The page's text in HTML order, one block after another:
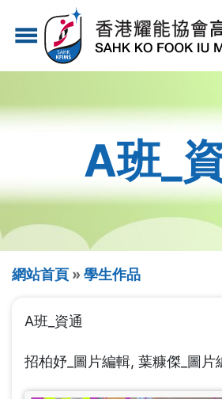
內
menu
A班_
導
航
結
網站首頁 學生作品
A班_資通
招柏妤_圖片編輯, 葉糠傑_圖片